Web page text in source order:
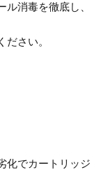
消毒を徹底し、
さい。
化でカートリッジ